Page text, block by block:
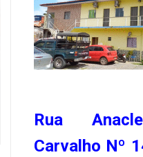
Rua
Carvalho Nº